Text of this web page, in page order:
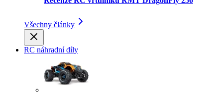
Všechny články
RC náhradní díly